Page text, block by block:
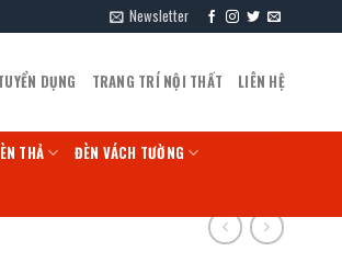
Newsletter
DỤNG TRANG TRÍ NỘI THẤT LIÊN HỆ
THẢ ĐÈN VÁCH TƯỜNG